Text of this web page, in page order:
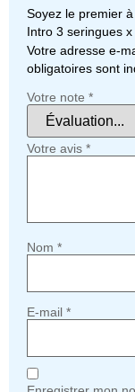
Soyez le premier
Intro 3 seringues
Votre adresse e-
obligatoires sont
Votre note *
Votre avis *
Nom *
E-mail *